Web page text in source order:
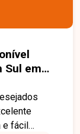
Sul em
e fácil